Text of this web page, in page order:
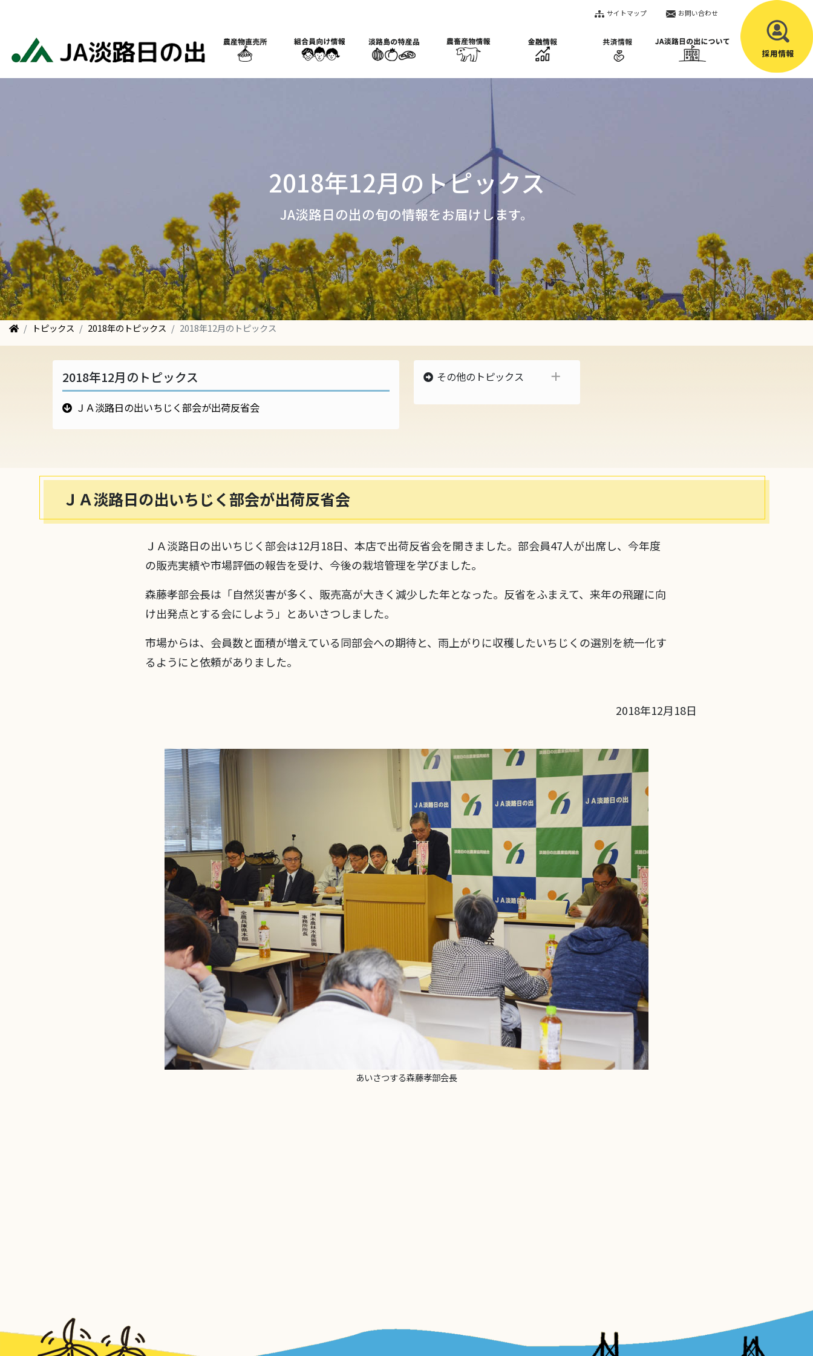
お問い合わせ
サイトマップ
2018年12月のトピックス
JA淡路日の出の旬の情報をお届けします。
トピックス 2018年のトピックス 2018年12月のトピックス
2018年12月のトピックス
ＪＡ淡路日の出いちじく部会が出荷反省会
その他のトピックス
2016年のトピックス
ＪＡ淡路日の出いちじく部会が出荷反省会
ＪＡ淡路日の出いちじく部会は12月18日、本店で出荷反省会を開きました。部会員47人が出席し、今年度
の販売実績や市場評価の報告を受け、今後の栽培管理を学びました。
森藤孝部会長は「自然災害が多く、販売高が大きく減少した年となった。反省をふまえて、来年の飛躍に向
け出発点とする会にしよう」とあいさつしました。
市場からは、会員数と面積が増えている同部会への期待と、雨上がりに収穫したいちじくの選別を統一化す
るようにと依頼がありました。
2018年12月18日
あいさつする森藤孝部会長